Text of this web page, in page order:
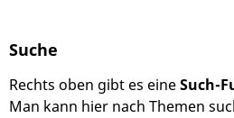
Suche
Rechts oben gibt es eineSuch-
Man kann hier nach Themen